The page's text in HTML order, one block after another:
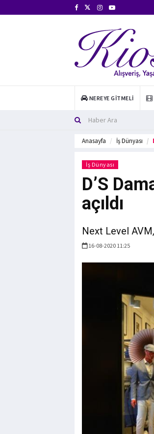
NEREYE GITMELI
Anasayfa İş Dünyası
İş Dünyası
D’S
açıldı
Next Level AVM,
16-08-2020 11:25